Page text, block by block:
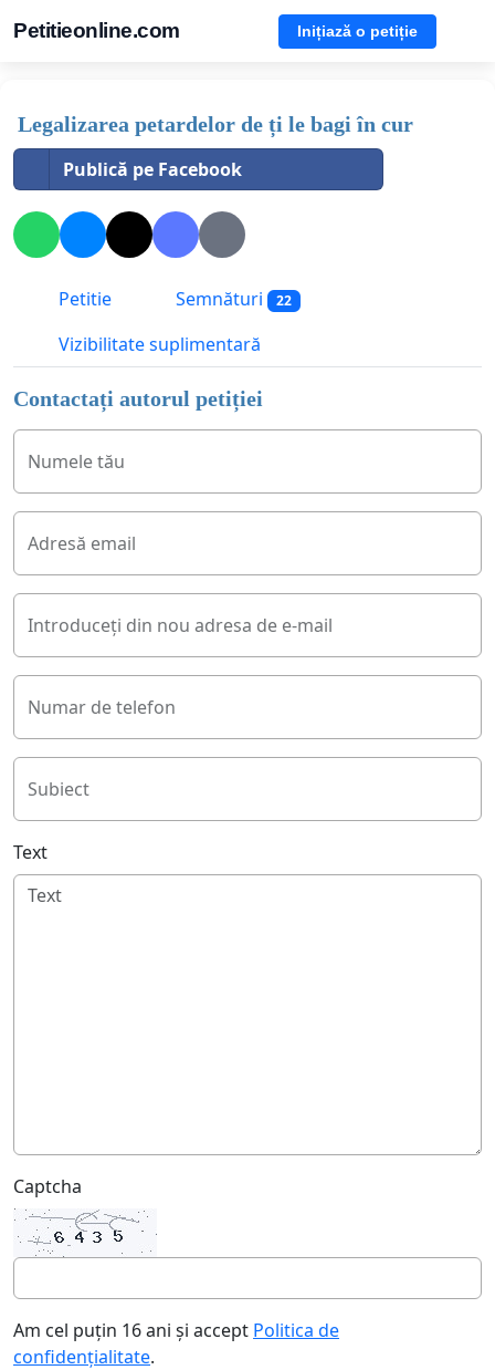
Petitieonline.com Inițiază o petiție
Legalizarea petardelor de ți le bagi în cur
Publică pe Facebook
Petitie Semnături 22
Vizibilitate suplimentară
Contactați autorul petiției
Numele tău
Adresă email
Introduceți din nou adresa de e-mail
Numar de telefon
Subiect
Text
Captcha
Am cel puțin 16 ani și accept Politica de
confidențialitate.